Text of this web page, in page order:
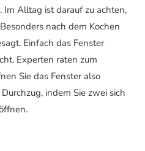
Alltag ist darauf zu achten,
nach dem Kochen
Einfach das Fenster
Experten raten zum
Sie das Fenster also
indem Sie zwei sich